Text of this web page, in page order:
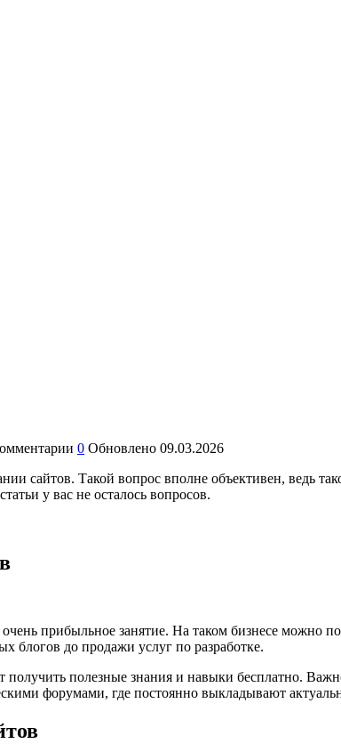
0 Обновлено 09.03.2026
сайтов. Такой вопрос вполне объективен, ведь
у вас не осталось вопросов.
прибыльное занятие. На таком бизнесе можно
блогов до продажи услуг по разработке.
получить полезные знания и навыки бесплатно.
форумами, где постоянно выкладывают